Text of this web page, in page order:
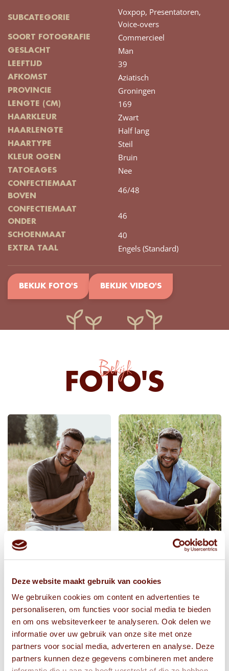
Deze website maakt gebruik van cookies
We gebruiken cookies om content en advertenties te
personaliseren, om functies voor social media te bieden
en om ons websiteverkeer te analyseren. Ook delen we
informatie over uw gebruik van onze site met onze
partners voor social media, adverteren en analyse. Deze
partners kunnen deze gegevens combineren met andere
SUBCATEGORIE
Voxpop, Presentatoren,
Voice-overs
SOORT FOTOGRAFIE Commercieel
GESLACHT Man
LEEFTIJD 39
AFKOMST Aziatisch
PROVINCIE Groningen
LENGTE (CM) 169
HAARKLEUR Zwart
HAARLENGTE Half lang
HAARTYPE Steil
KLEUR OGEN Bruin
TATOEAGES Nee
CONFECTIEMAAT
BOVEN
46/48
CONFECTIEMAAT
ONDER
46
SCHOENMAAT 40
EXTRA TAAL Engels (Standard)
BEKIJK FOTO'S BEKIJK VIDEO'S
Bekijk
FOTO'S